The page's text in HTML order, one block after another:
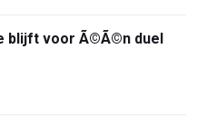
blijft voor Ã©Ã©n duel